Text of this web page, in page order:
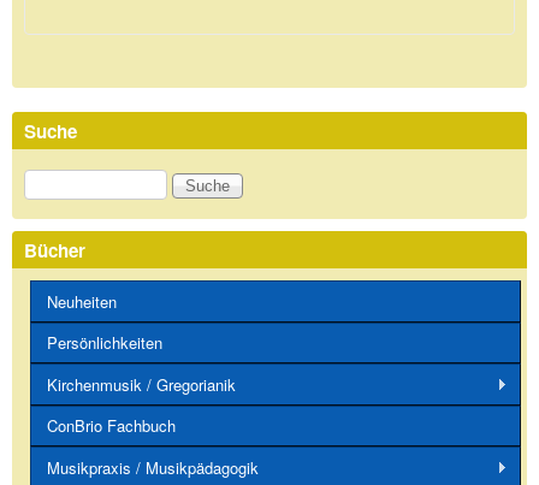
Suche
Suche
Bücher
Neuheiten
Persönlichkeiten
Kirchenmusik / Gregorianik
ConBrio Fachbuch
Musikpraxis / Musikpädagogik